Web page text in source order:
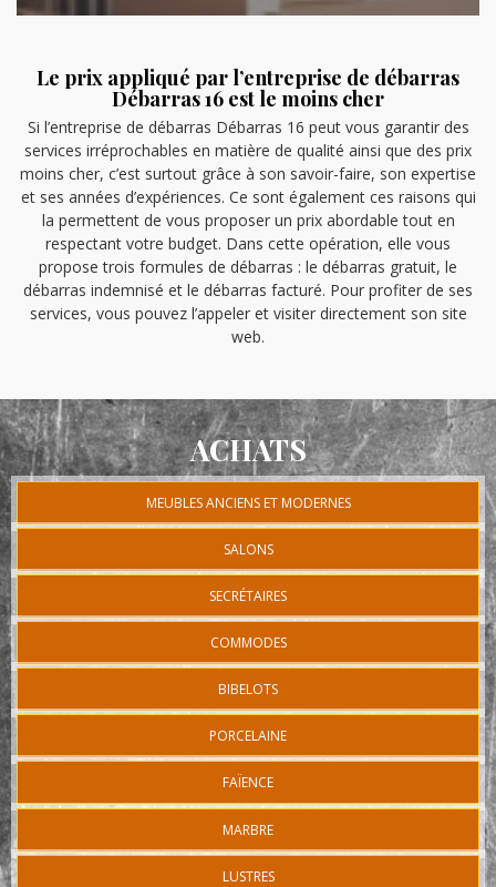
Le prix appliqué par l’entreprise de débarras
Débarras 16 est le moins cher
Si l’entreprise de débarras Débarras 16 peut vous garantir des
services irréprochables en matière de qualité ainsi que des prix
moins cher, c’est surtout grâce à son savoir-faire, son expertise
et ses années d’expériences. Ce sont également ces raisons qui
la permettent de vous proposer un prix abordable tout en
respectant votre budget. Dans cette opération, elle vous
propose trois formules de débarras : le débarras gratuit, le
débarras indemnisé et le débarras facturé. Pour profiter de ses
services, vous pouvez l’appeler et visiter directement son site
web.
ACHATS
MEUBLES ANCIENS ET MODERNES
SALONS
SECRÉTAIRES
COMMODES
BIBELOTS
PORCELAINE
FAÏENCE
MARBRE
LUSTRES